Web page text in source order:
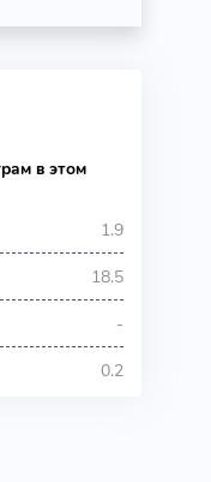
в этом
1.9
18.5
-
0.2